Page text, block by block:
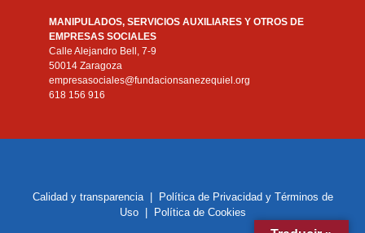
MANIPULADOS, SERVICIOS AUXILIARES Y OTROS DE
EMPRESAS SOCIALES
Calle Alejandro Bell, 7-9
50014 Zaragoza
empresasociales@fundacionsanezequiel.org
618 156 916
Calidad y transparencia| Política de Privacidad y Términos de
Uso| Política de Cookies